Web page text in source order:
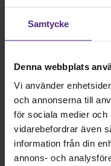
Samtycke
Denna webbplats
Vi använder
och annonserna till
för sociala medier
vidarebefordrar även
information från din
annons- och
Dina uppgifter
Till minne av
Dödsdag
Datum för begravning
Text till